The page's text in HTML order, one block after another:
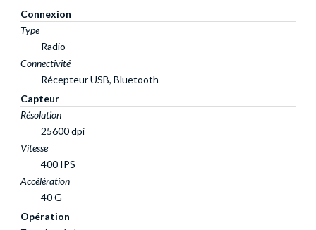
Connexion
Type
Radio
Connectivité
Récepteur USB, Bluetooth
Capteur
Résolution
25600 dpi
Vitesse
400 IPS
Accélération
40 G
Opération